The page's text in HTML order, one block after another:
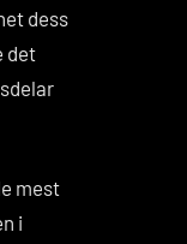
dess
det
mest
i